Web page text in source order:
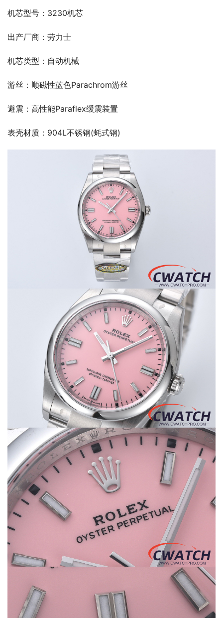
机芯型号：3230机芯
出产厂商：劳力士
机芯类型：自动机械
游丝：顺磁性蓝色Parachrom游丝
避震：高性能Paraflex缓震装置
表壳材质：904L不锈钢(蚝式钢)